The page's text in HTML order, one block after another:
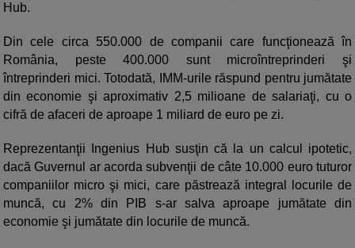
Hub.
Din cele circa 550.000 de companii care funcţionează în
România, peste 400.000 sunt microîntreprinderi şi
întreprinderi mici. Totodată, IMM-urile răspund pentru jumătate
din economie şi aproximativ 2,5 milioane de salariaţi, cu o
cifră de afaceri de aproape 1 miliard de euro pe zi.
Reprezentanţii Ingenius Hub susţin că la un calcul ipotetic,
dacă Guvernul ar acorda subvenţii de câte 10.000 euro tuturor
companiilor micro şi mici, care păstrează integral locurile de
muncă, cu 2% din PIB s-ar salva aproape jumătate din
economie şi jumătate din locurile de muncă.